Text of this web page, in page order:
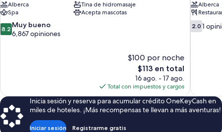
Alberca
Tina de hidromasaje
Spa
Acepta mascotas
8.2
de
8.2 Muy bueno
6,867 opiniones
$100 por noche
El
precio
actual
es
de
$113
$113 en total
16 ago. - 17 ago.
Total con impuestos y cargos
Alberca
2.0
de
2.0 1
Inicia sesión y reserva para acumular crédito OneKeyCash en
miles de hoteles. ¡Más recompensas te llevan a más aventuras!
Iniciar sesión Registrarme gratis